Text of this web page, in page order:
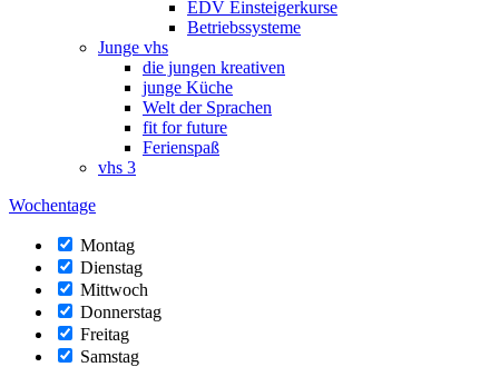
EDV Einsteigerkurse
Betriebssysteme
Junge vhs
die jungen kreativen
junge Küche
Welt der Sprachen
fit for future
Ferienspaß
vhs 3
Wochentage
Montag
Dienstag
Mittwoch
Donnerstag
Freitag
Samstag